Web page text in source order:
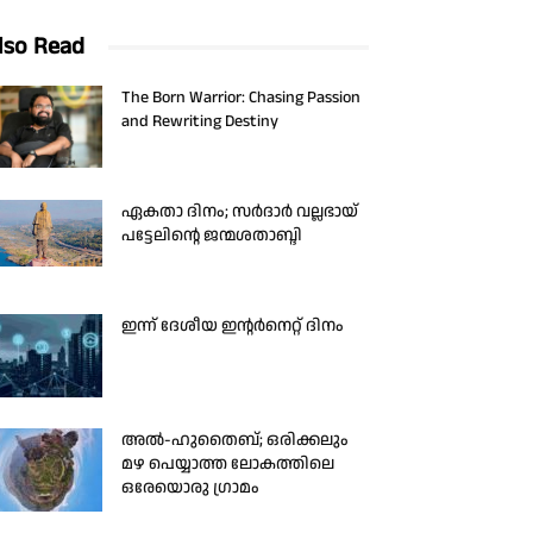
Read
The Born Warrior: Chasing Passion
and Rewriting Destiny
ഏകതാ ദിനം; സർദാർ വല്ലഭായ്
പട്ടേലിന്റെ ജന്മശതാബ്ദി
ഇന്ന് ദേശീയ ഇന്റർനെറ്റ് ദിനം
അൽ-ഹുതൈബ്; ഒരിക്കലും
മഴ പെയ്യാത്ത ലോകത്തിലെ
ഒരേയൊരു ഗ്രാമം